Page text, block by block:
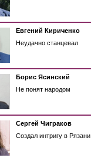
Евгений Кириченко
Неудачно станцевал
Борис Ясинский
Не понят народом
Сергей Чиграков
Создал интригу в Рязани